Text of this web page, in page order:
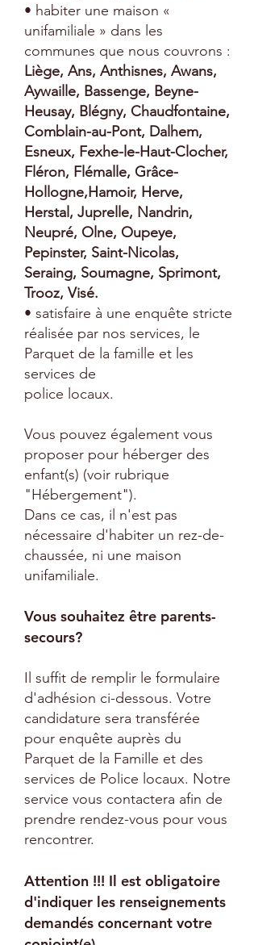
• habiter une maison «
unifamiliale » dans les
communes que nous couvrons :
Liège, Ans, Anthisnes, Awans,
Aywaille, Bassenge, Beyne-
Heusay, Blégny, Chaudfontaine,
Comblain-au-Pont, Dalhem,
Esneux, Fexhe-le-Haut-Clocher,
Fléron, Flémalle, Grâce-
Hollogne,Hamoir, Herve,
Herstal, Juprelle, Nandrin,
Neupré, Olne, Oupeye,
Pepinster, Saint-Nicolas,
Seraing, Soumagne, Sprimont,
Trooz, Visé.
• satisfaire à une enquête stricte
réalisée par nos services, le
Parquet de la famille et les
services de
police locaux.
Vous pouvez également vous
proposer pour héberger des
enfant(s) (voir rubrique
"Hébergement").
Dans ce cas, il n'est pas
nécessaire d'habiter un rez-de-
chaussée, ni une maison
unifamiliale.
Vous souhaitez être parents-
secours?
Il suffit de remplir le formulaire
d'adhésion ci-dessous. Votre
candidature sera transférée
pour enquête auprès du
Parquet de la Famille et des
services de Police locaux. Notre
service vous contactera afin de
prendre rendez-vous pour vous
rencontrer.
Attention !!! Il est obligatoire
d'indiquer les renseignements
demandés concernant votre